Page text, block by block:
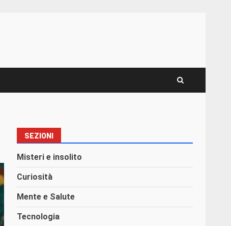
SEZIONI
Misteri e insolito
Curiosità
Mente e Salute
Tecnologia